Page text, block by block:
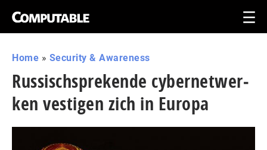
Home » Security & Awareness
Rus­sisch­spre­ken­de cy­ber­net­wer­
ken vestigen zich in Europa